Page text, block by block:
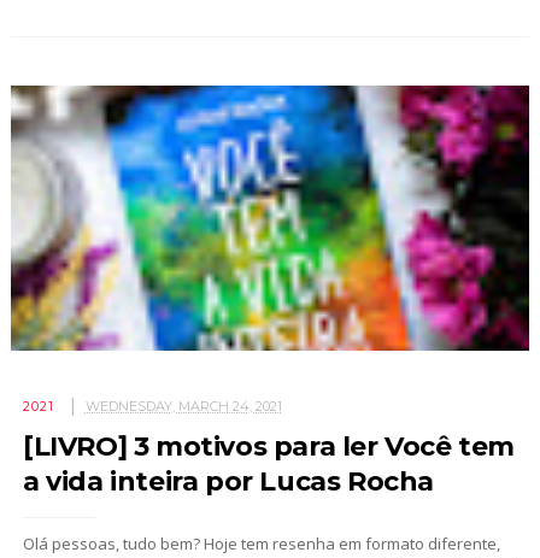
2021 WEDNESDAY, MARCH 24, 2021
[LIVRO] 3 motivos para ler Você tem
a vida inteira por Lucas Rocha
Olá pessoas, tudo bem? Hoje tem resenha em formato diferente,